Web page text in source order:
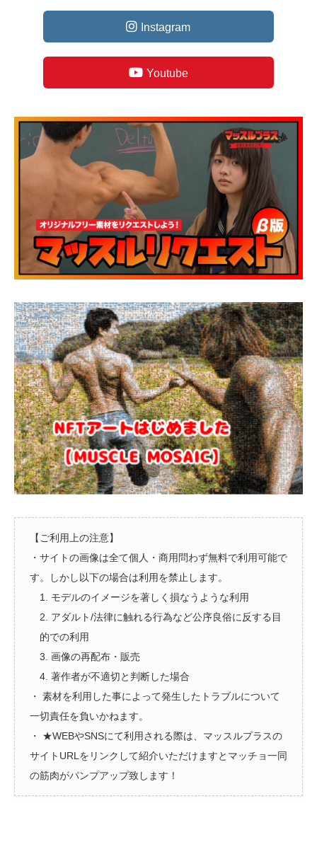
Instagram
Youtube
【ご利用上の注意】
・サイトの画像は全て個人・商用問わず無料で利用可能で
す。しかし以下の場合は利用を禁止します。
1. モデルのイメージを著しく損なうような利用
2. アダルト/法律に触れる行為など公序良俗に反する目
的での利用
3. 画像の再配布・販売
4. 著作者が不適切と判断した場合
・ 素材を利用した事によって発生したトラブルについて
一切責任を負いかねます。
・ ★WEBやSNSにて利用される際は、マッスルプラスの
サイトURLをリンクして紹介いただけますとマッチョ一同
の筋肉がパンプアップ致します！